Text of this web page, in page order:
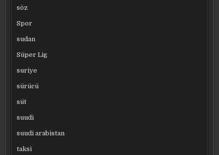
söz
Spor
sudan
Süper Lig
suriye
sürücü
süt
suudi
suudi arabistan
taksi